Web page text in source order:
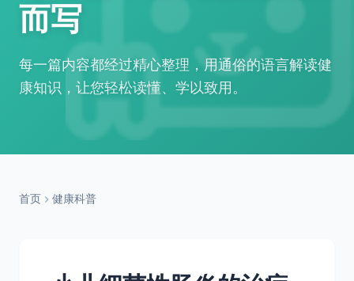
而写
每一篇内容都经过精心整理，用通俗的语言解读健
康知识，让您轻松读懂、学以致用。
首页 健康科普